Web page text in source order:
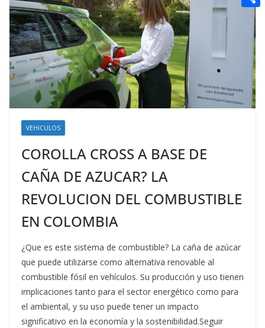
VEHICULOS
COROLLA CROSS A BASE DE
CAÑA DE AZUCAR? LA
REVOLUCION DEL COMBUSTIBLE
EN COLOMBIA
¿Que es este sistema de combustible? La caña de azúcar
que puede utilizarse como alternativa renovable al
combustible fósil en vehículos. Su producción y uso tienen
implicaciones tanto para el sector energético como para
el ambiental, y su uso puede tener un impacto
significativo en la economía y la sostenibilidad.Seguir
n
a
ta
r